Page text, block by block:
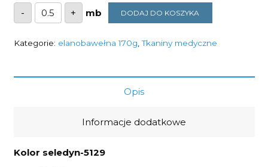
-
ilość
Tkanina
medyczna
elanobawełna
seledyn
+ DODAJ DO KOSZYKA
Kategorie: elanobawełna 170g ,Tkaniny medyczne
Opis
Informacje dodatkowe
Kolor seledyn-5129